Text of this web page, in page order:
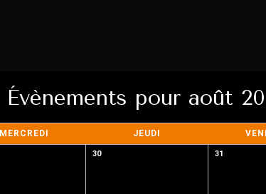
Évènements pour août
MERCREDI JEUDI
30 31